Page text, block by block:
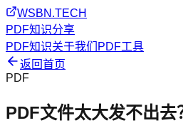
WSBN.TECH
PDF知识分享
PDF知识关于我们 PDF工具
返回首页
PDF
PDF文件太大发不出